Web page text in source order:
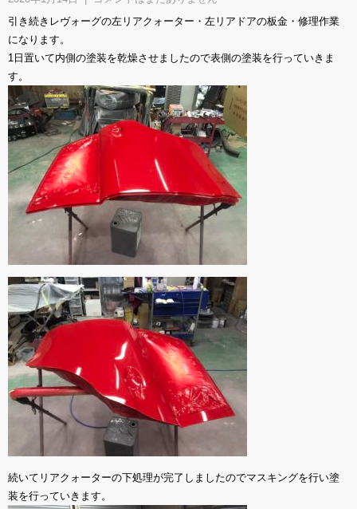
引き続きレヴォーグの左リアクォーター・左リアドアの板金・修理作業
になります。
1日置いて内側の塗装を乾燥させましたので表側の塗装を行っていきま
す。
続いてリアクォーターの下処理が完了しましたのでマスキングを行い塗
装を行っていきます。